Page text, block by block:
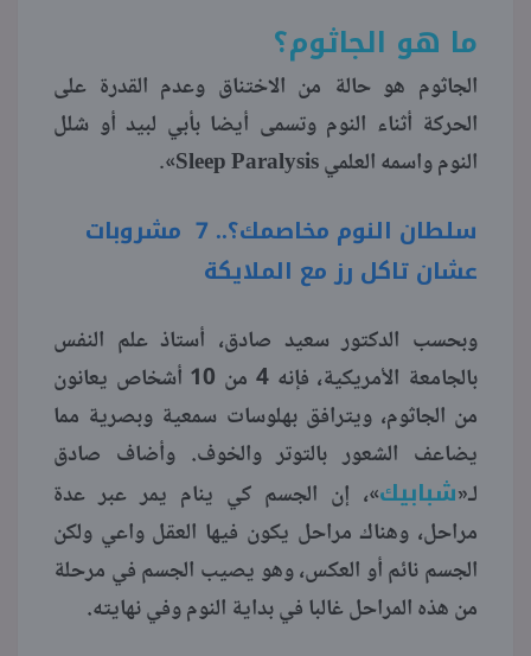
ملفات
منوعات
ما هو الجاثوم؟
الجاثوم هو حالة من الاختناق وعدم القدرة على
الحركة أثناء النوم وتسمى أيضا بأبي لبيد أو شلل
النوم واسمه العلمي Sleep Paralysis».
سلطان النوم مخاصمك؟.. 7 مشروبات
عشان تاكل رز مع الملايكة
وبحسب الدكتور سعيد صادق، أستاذ علم النفس
بالجامعة الأمريكية، فإنه 4 من 10 أشخاص يعانون
من الجاثوم، ويترافق بهلوسات سمعية وبصرية مما
يضاعف الشعور بالتوتر والخوف. وأضاف صادق
لـ«شبابيك»، إن الجسم كي ينام يمر عبر عدة
مراحل، وهناك مراحل يكون فيها العقل واعي ولكن
الجسم نائم أو العكس، وهو يصيب الجسم في مرحلة
من هذه المراحل غالبا في بداية النوم وفي نهايته.